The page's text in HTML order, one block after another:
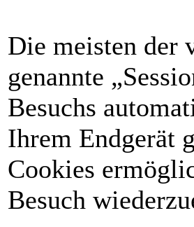
Die meisten der
genannte
Besuchs
Ihrem Endgerät
Cookies
Besuch